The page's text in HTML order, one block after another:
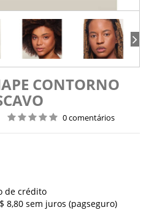
CONTORNO
0 comentários
de crédito
8,80 sem juros (pagseguro)